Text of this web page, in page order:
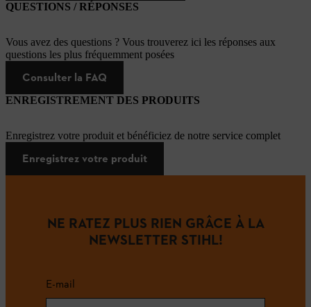
QUESTIONS / RÉPONSES
Vous avez des questions ? Vous trouverez ici les réponses aux
questions les plus fréquemment posées
Consulter la FAQ
ENREGISTREMENT DES PRODUITS
Enregistrez votre produit et bénéficiez de notre service complet
Enregistrez votre produit
NE RATEZ PLUS RIEN GRÂCE À LA
NEWSLETTER STIHL!
E-mail